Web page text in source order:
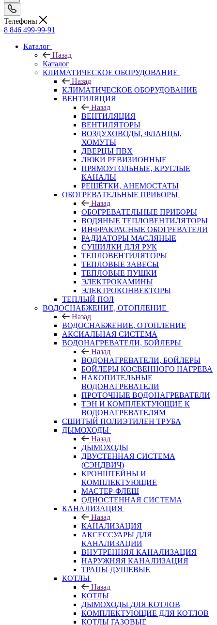
Телефоны
8 846 499-99-91
Каталог
Назад
Каталог
КЛИМАТИЧЕСКОЕ ОБОРУДОВАНИЕ
Назад
КЛИМАТИЧЕСКОЕ ОБОРУДОВАНИЕ
ВЕНТИЛЯЦИЯ
Назад
ВЕНТИЛЯЦИЯ
ВЕНТИЛЯТОРЫ
ВОЗДУХОВОДЫ, ФЛАНЦЫ,
ХОМУТЫ
ДВЕРЦЫ ПВХ
ЛЮКИ РЕВИЗИОННЫЕ
ПРЯМОУГОЛЬНЫЕ, КРУГЛЫЕ
КАНАЛЫ
РЕШЁТКИ, АНЕМОСТАТЫ
ОБОГРЕВАТЕЛЬНЫЕ ПРИБОРЫ
Назад
ОБОГРЕВАТЕЛЬНЫЕ ПРИБОРЫ
ВОДЯНЫЕ ТЕПЛОВЕНТИЛЯТОРЫ
ИНФРАКРАСНЫЕ ОБОГРЕВАТЕЛИ
РАДИАТОРЫ МАСЛЯНЫЕ
СУШИЛКИ ДЛЯ РУК
ТЕПЛОВЕНТИЛЯТОРЫ
ТЕПЛОВЫЕ ЗАВЕСЫ
ТЕПЛОВЫЕ ПУШКИ
ЭЛЕКТРОКАМИНЫ
ЭЛЕКТРОКОНВЕКТОРЫ
ТЕПЛЫЙ ПОЛ
ВОДОСНАБЖЕНИЕ, ОТОПЛЕНИЕ
Назад
ВОДОСНАБЖЕНИЕ, ОТОПЛЕНИЕ
АКСИАЛЬНАЯ СИСТЕМА
ВОДОНАГРЕВАТЕЛИ, БОЙЛЕРЫ
Назад
ВОДОНАГРЕВАТЕЛИ, БОЙЛЕРЫ
БОЙЛЕРЫ КОСВЕННОГО НАГРЕВА
НАКОПИТЕЛЬНЫЕ
ВОДОНАГРЕВАТЕЛИ
ПРОТОЧНЫЕ ВОДОНАГРЕВАТЕЛИ
ТЭН И КОМПЛЕКТУЮЩИЕ К
ВОДОНАГРЕВАТЕЛЯМ
СШИТЫЙ ПОЛИЭТИЛЕН ТРУБА
ДЫМОХОДЫ
Назад
ДЫМОХОДЫ
ДВУСТЕННАЯ СИСТЕМА
(СЭНДВИЧ)
КРОНШТЕЙНЫ И
КОМПЛЕКТУЮЩИЕ
МАСТЕР-ФЛЕШ
ОДНОСТЕННАЯ СИСТЕМА
КАНАЛИЗАЦИЯ
Назад
КАНАЛИЗАЦИЯ
АКСЕССУАРЫ ДЛЯ
КАНАЛИЗАЦИИ
ВНУТРЕННЯЯ КАНАЛИЗАЦИЯ
НАРУЖНЯЯ КАНАЛИЗАЦИЯ
ТРАПЫ ДУШЕВЫЕ
КОТЛЫ
Назад
КОТЛЫ
ДЫМОХОДЫ ДЛЯ КОТЛОВ
КОМПЛЕКТУЮЩИЕ ДЛЯ КОТЛОВ
КОТЛЫ ГАЗОВЫЕ